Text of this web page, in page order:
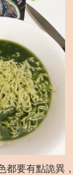
都要有點詭異